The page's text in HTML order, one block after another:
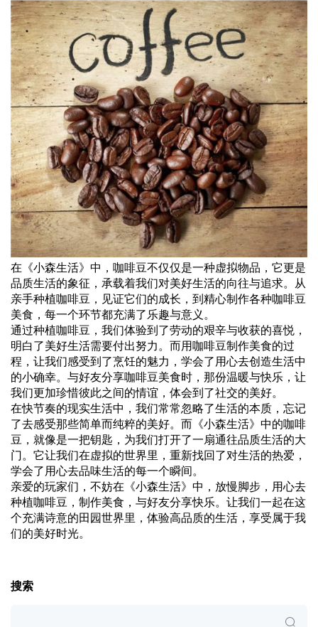
在《小森生活》中，咖啡豆不仅仅是一种虚拟物品，它更是
品质生活的象征，承载着我们对美好生活的向往与追求。从
亲手种植咖啡豆，见证它们的成长，到精心制作各种咖啡豆
美食，每一个环节都充满了乐趣与意义。
通过种植咖啡豆，我们体验到了劳动的艰辛与收获的喜悦，
明白了美好生活需要付出努力。而用咖啡豆制作美食的过
程，让我们感受到了烹饪的魅力，学会了用心去创造生活中
的小确幸。与好友分享咖啡豆美食时，那份温暖与快乐，让
我们更加珍惜彼此之间的情谊，体会到了社交的美好。
在快节奏的现实生活中，我们常常忽略了生活的本质，忘记
了去感受那些简单而纯粹的美好。而《小森生活》中的咖啡
豆，就像是一把钥匙，为我们打开了一扇通往品质生活的大
门。它让我们在虚拟的世界里，重新找回了对生活的热爱，
学会了用心去品味生活的每一个瞬间。
亲爱的玩家们，不妨在《小森生活》中，放慢脚步，用心去
种植咖啡豆，制作美食，与好友分享快乐。让我们一起在这
个充满诗意的田园世界里，体验高品质的生活，享受属于我
们的美好时光。
搜索